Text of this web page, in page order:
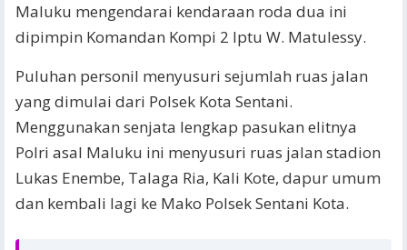
Maluku mengendarai kendaraan roda dua ini
dipimpin Komandan Kompi 2 Iptu W. Matulessy.
Puluhan personil menyusuri sejumlah ruas jalan
yang dimulai dari Polsek Kota Sentani.
Menggunakan senjata lengkap pasukan elitnya
Polri asal Maluku ini menyusuri ruas jalan stadion
Lukas Enembe, Talaga Ria, Kali Kote, dapur umum
dan kembali lagi ke Mako Polsek Sentani Kota.